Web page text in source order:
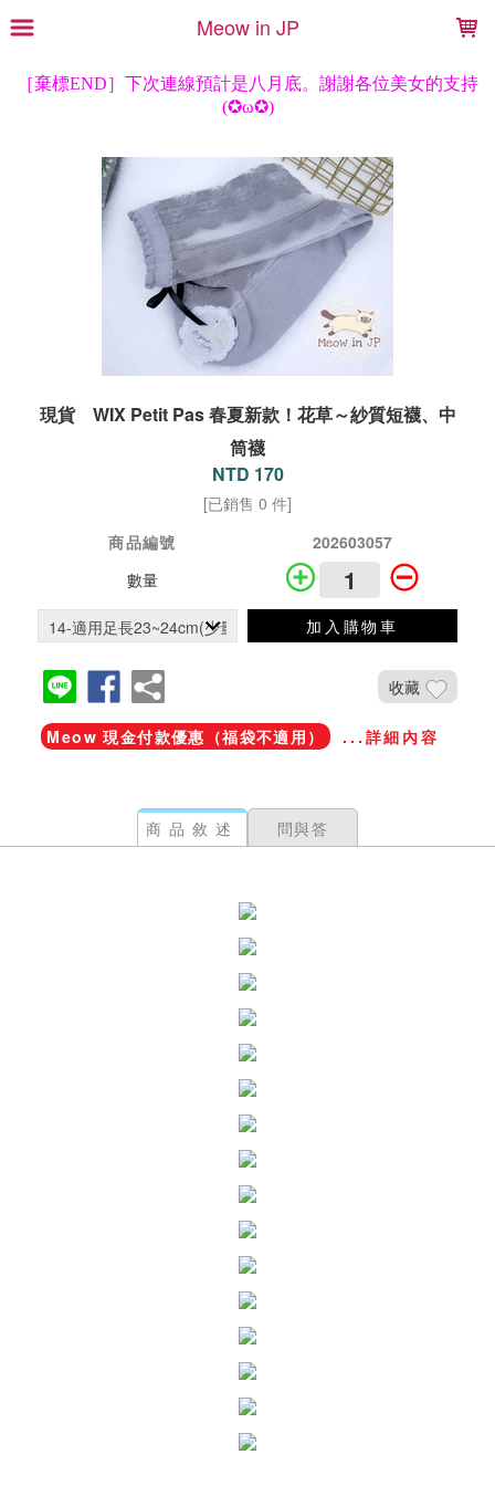
Meow in JP
現貨 WIX Petit Pas 春夏新款！花草～紗質短襪、中
筒襪
NTD 170
[已銷售 0 件]
商品編號
202603057
數量
加入購物車
收藏
Meow 現金付款優惠（福袋不適用） ...詳細內容
商品敘述 問與答